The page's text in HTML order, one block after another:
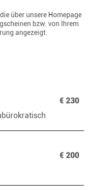
über unsere Homepage
bzw. von Ihrem
angezeigt.
€ 230
€ 200